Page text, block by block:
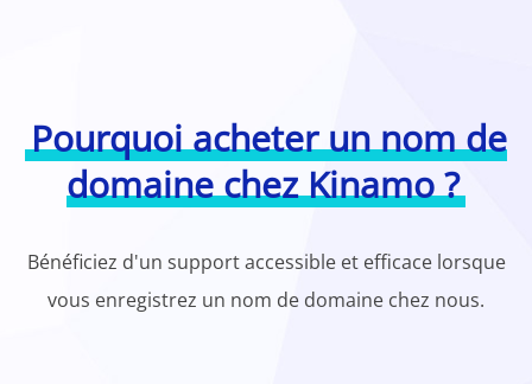
Pourquoi acheter un nom de
domaine chez Kinamo ?
Bénéficiez d'un support accessible et efficace lorsque
vous enregistrez un nom de domaine chez nous.